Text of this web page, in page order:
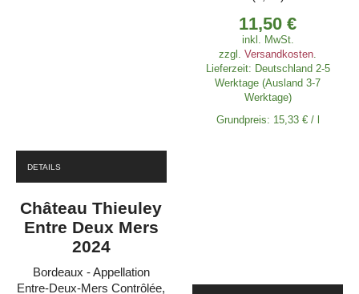
11,50€
inkl. MwSt.
zzgl.Versandkosten.
Lieferzeit: Deutschland 2-5
Werktage (Ausland 3-7
Werktage)
Grundpreis: 15,33 €/
DETAILS
Château Thieuley
Entre Deux Mers
2024
Bordeaux - Appellation
Entre-Deux-Mers Contrôlée,